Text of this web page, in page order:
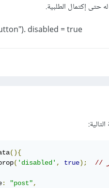
disabled = true
(){
( 'disabled' , true);
: "post",